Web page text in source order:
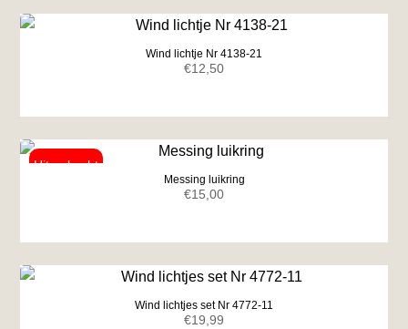
Wind lichtje Nr 4138-21
€12,50
Messing luikring
€15,00
Wind lichtjes set Nr 4772-11
€19,99